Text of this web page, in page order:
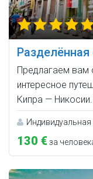
Предлагаем вам
интересное
Кипра — Никосии.
Индивидуальная
130 €за